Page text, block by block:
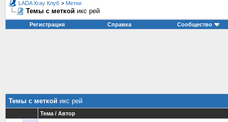
LADA Xray Клуб > Метки
Темы с меткой икс рей
Регистрация Справка Сообщество
Темы с меткой икс рей
Тема / Автор